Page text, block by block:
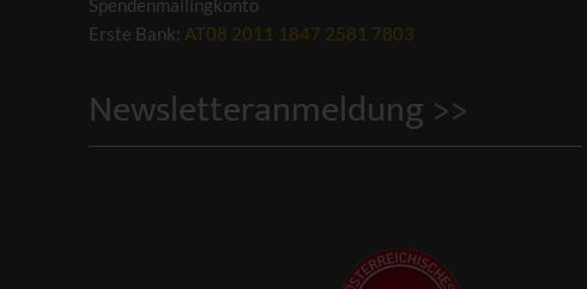
Spendenmailingkonto
Erste Bank: AT08 2011 1847 2581 7803
Newsletteranmeldung >>